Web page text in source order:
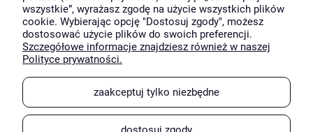
Wyróżnili nas
wszystkie”, wyrażasz zgodę na użycie wszystkich plików
cookie. Wybierając opcję "Dostosuj zgody", możesz
dostosować użycie plików do swoich preferencji.
Szczegółowe informacje znajdziesz również w naszej
Polityce prywatności.
zaakceptuj tylko niezbędne